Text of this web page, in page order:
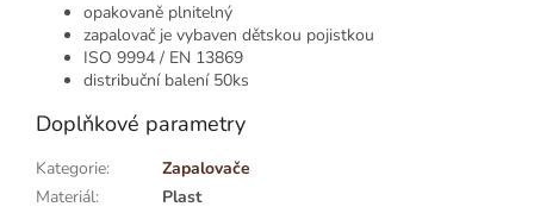
opakovaně plnitelný
zapalovač je vybaven dětskou pojistkou
ISO 9994 / EN 13869
distribuční balení 50ks
Doplňkové parametry
Kategorie:
Zapalovače
Materiál:
Plast